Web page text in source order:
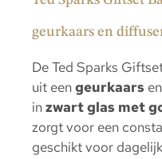
geurkaars en
De Ted Sparks
uit eengeurkaars
inzwart glas met
zorgt voor een
geschikt voor